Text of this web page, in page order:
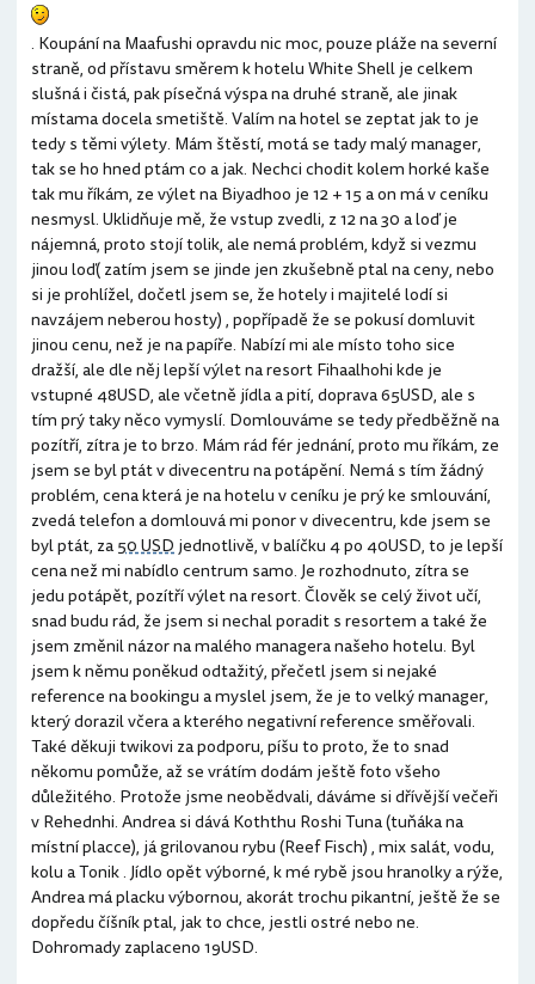
. Koupání na Maafushi opravdu nic moc, pouze pláže na severní
straně, od přístavu směrem k hotelu White Shell je celkem
slušná i čistá, pak písečná výspa na druhé straně, ale jinak
místama docela smetiště. Valím na hotel se zeptat jak to je
tedy s těmi výlety. Mám štěstí, motá se tady malý manager,
tak se ho hned ptám co a jak. Nechci chodit kolem horké kaše
tak mu říkám, ze výlet na Biyadhoo je 12 + 15 a on má v ceníku
nesmysl. Uklidňuje mě, že vstup zvedli, z 12 na 30 a loď je
nájemná, proto stojí tolik, ale nemá problém, když si vezmu
jinou loď( zatím jsem se jinde jen zkušebně ptal na ceny, nebo
si je prohlížel, dočetl jsem se, že hotely i majitelé lodí si
navzájem neberou hosty) , popřípadě že se pokusí domluvit
jinou cenu, než je na papíře. Nabízí mi ale místo toho sice
dražší, ale dle něj lepší výlet na resort Fihaalhohi kde je
vstupné 48USD, ale včetně jídla a pití, doprava 65USD, ale s
tím prý taky něco vymyslí. Domlouváme se tedy předběžně na
pozítří, zítra je to brzo. Mám rád fér jednání, proto mu říkám, ze
jsem se byl ptát v divecentru na potápění. Nemá s tím žádný
problém, cena která je na hotelu v ceníku je prý ke smlouvání,
zvedá telefon a domlouvá mi ponor v divecentru, kde jsem se
byl ptát, za50 USDjednotlivě, v balíčku 4 po 40USD, to je lepší
cena než mi nabídlo centrum samo. Je rozhodnuto, zítra se
jedu potápět, pozítří výlet na resort. Člověk se celý život učí,
snad budu rád, že jsem si nechal poradit s resortem a také že
jsem změnil názor na malého managera našeho hotelu. Byl
jsem k němu poněkud odtažitý, přečetl jsem si nejaké
reference na bookingu a myslel jsem, že je to velký manager,
který dorazil včera a kterého negativní reference směřovali.
Také děkuji twikovi za podporu, píšu to proto, že to snad
někomu pomůže, až se vrátím dodám ještě foto všeho
důležitého. Protože jsme neobědvali, dáváme si dřívější večeři
v Rehednhi. Andrea si dává Koththu Roshi Tuna (tuňáka na
místní placce), já grilovanou rybu (Reef Fisch) , mix salát, vodu,
kolu a Tonik . Jídlo opět výborné, k mé rybě jsou hranolky a rýže,
Andrea má placku výbornou, akorát trochu pikantní, ještě že se
dopředu číšník ptal, jak to chce, jestli ostré nebo ne.
Dohromady zaplaceno 19USD.